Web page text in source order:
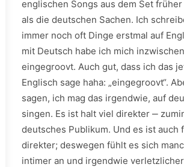
englischen Songs aus dem Set
als die deutschen Sachen. Ich
immer noch oft Dinge erstmal auf
mit Deutsch habe ich mich
eingegroovt. Auch gut, dass ich das
Englisch sage haha: „eingegroovt“.
sagen, ich mag das irgendwie, auf
singen. Es ist halt viel direkter ‒
deutsches Publikum. Und es ist auch
direkter; deswegen fühlt es sich
intimer an und irgendwie